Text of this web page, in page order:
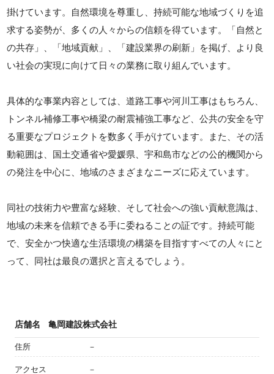
掛けています。自然環境を尊重し、持続可能な地域づくりを追
求する姿勢が、多くの人々からの信頼を得ています。「自然と
の共存」、「地域貢献」、「建設業界の刷新」を掲げ、より良
い社会の実現に向けて日々の業務に取り組んでいます。
具体的な事業内容としては、道路工事や河川工事はもちろん、
トンネル補修工事や橋梁の耐震補強工事など、公共の安全を守
る重要なプロジェクトを数多く手がけています。また、その活
動範囲は、国土交通省や愛媛県、宇和島市などの公的機関から
の発注を中心に、地域のさまざまなニーズに応えています。
同社の技術力や豊富な経験、そして社会への強い貢献意識は、
地域の未来を信頼できる手に委ねることの証です。持続可能
で、安全かつ快適な生活環境の構築を目指すすべての人々にと
って、同社は最良の選択と言えるでしょう。
店舗名 亀岡建設株式会社
住所 －
アクセス －